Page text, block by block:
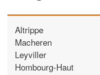
Altrippe
Macheren
Leyviller
Hombourg-Haut